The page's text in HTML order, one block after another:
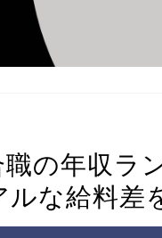
職の年収ラ
ルな給料差